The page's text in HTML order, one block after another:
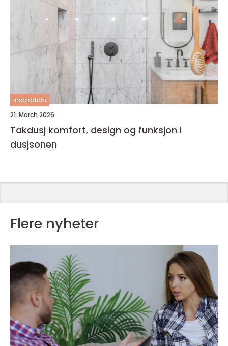
inspiration
21. March 2026
Takdusj komfort, design og funksjon i
dusjsonen
Flere nyheter